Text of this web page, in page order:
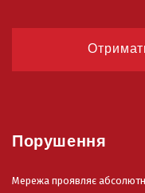
Порушення
Мережа проявляє